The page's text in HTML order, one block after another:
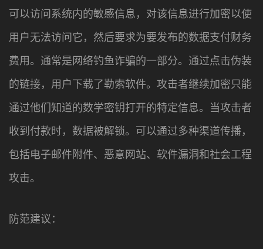
可以访问系统内的敏感信息，对该信息进行加密以使
用户无法访问它，然后要求为要发布的数据支付财务
费用。通常是网络钓鱼诈骗的一部分。通过点击伪装
的链接，用户下载了勒索软件。攻击者继续加密只能
通过他们知道的数学密钥打开的特定信息。当攻击者
收到付款时，数据被解锁。可以通过多种渠道传播，
包括电子邮件附件、恶意网站、软件漏洞和社会工程
攻击。
防范建议：